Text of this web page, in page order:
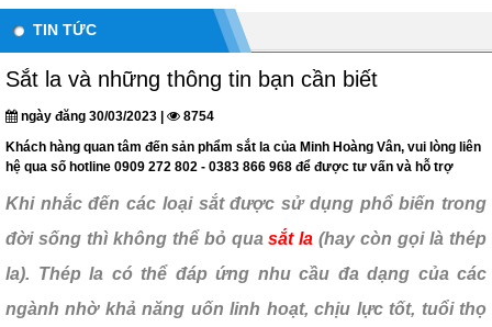
TIN TỨC
Sắt la và những thông tin bạn cần biết
ngày đăng 30/03/2023 |
8754
Khách hàng quan tâm đến sản phẩm sắt la của Minh Hoàng Vân, vui lòng liên
hệ qua số hotline 0909 272 802 - 0383 866 968 để được tư vấn và hỗ trợ
Khi nhắc đến các loại sắt được sử dụng phổ biến trong
đời sống thì không thể bỏ quasắt la (hay còn gọi là thép
la). Thép la có thể đáp ứng nhu cầu đa dạng của các
ngành nhờ khả năng uốn linh hoạt, chịu lực tốt, tuổi thọ